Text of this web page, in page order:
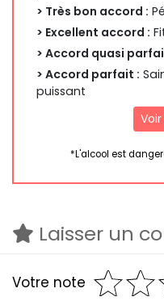
> Très bon accord :
> Excellent accord :
> Accord quasi
> Accord parfait :
puissant
*L'alcool est
Laisser un
Votre note